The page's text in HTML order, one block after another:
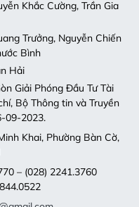
Khắc Cường, Trần Gia
Trưởng, Nguyễn Chiến
Bình
Hải
Giải Phóng Đầu Tư Tài
Bộ Thông tin và Truyền
09-2023.
Khai, Phường Bàn Cờ,
– (028) 2241.3760